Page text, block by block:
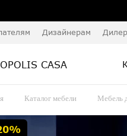
Дизайнерам
Каталог мебели Мебель